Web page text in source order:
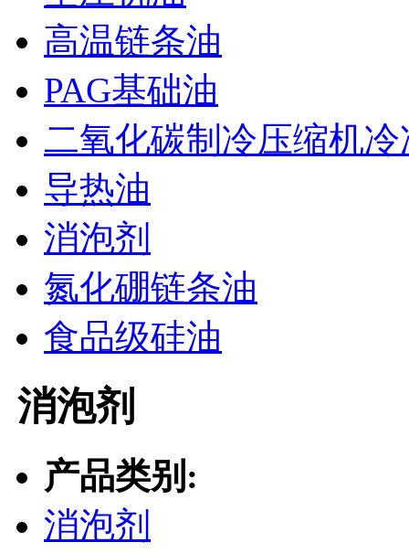
高温链条油
PAG基础油
二氧化碳制冷压缩机冷
导热油
消泡剂
氮化硼链条油
食品级硅油
消泡剂
产品类别:
消泡剂